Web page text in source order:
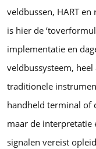
veldbussen, HART
is hier de
implementatie en
veldbussysteem,
traditionele
handheld terminal of
maar de interpretatie
signalen vereist